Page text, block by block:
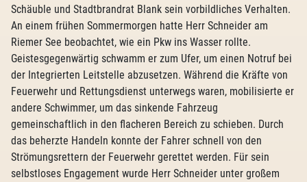
Schäuble und Stadtbrandrat Blank sein vorbildliches Verhalten.
An einem frühen Sommermorgen hatte Herr Schneider am
Riemer See beobachtet, wie ein Pkw ins Wasser rollte.
Geistesgegenwärtig schwamm er zum Ufer, um einen Notruf bei
der Integrierten Leitstelle abzusetzen. Während die Kräfte von
Feuerwehr und Rettungsdienst unterwegs waren, mobilisierte er
andere Schwimmer, um das sinkende Fahrzeug
gemeinschaftlich in den flacheren Bereich zu schieben. Durch
das beherzte Handeln konnte der Fahrer schnell von den
Strömungsrettern der Feuerwehr gerettet werden. Für sein
selbstloses Engagement wurde Herr Schneider unter großem